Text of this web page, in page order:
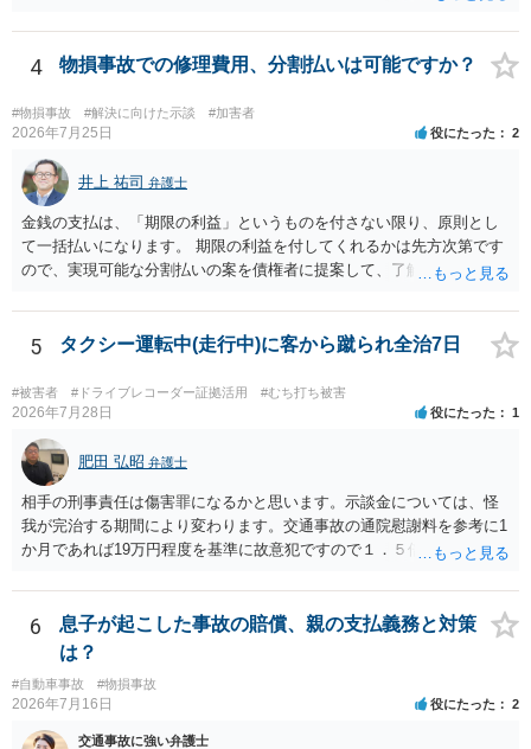
分割払いにしたいとの示談案を提案するのが良いかと思います。威圧
されるのであれば、斡旋、仲裁、民事調停を利用しては如何でしょう
4 物損事故での修理費用、分割払いは可能ですか？
#物損事故 #解決に向けた示談 #加害者
2026年7月25日 役にたった 2
井上 祐司 弁護士
金銭の支払は、「期限の利益」というものを付さない限り、原則とし
て一括払いになります。 期限の利益を付してくれるかは先方次第です
ので、実現可能な分割払いの案を債権者に提案して、了解してもらえ
5 タクシー運転中(走行中)に客から蹴られ全治7日
#被害者 #ドライブレコーダー証拠活用 #むち打ち被害
2026年7月28日 役にたった 1
肥田 弘昭 弁護士
相手の刑事責任は傷害罪になるかと思います。示談金については、怪
我が完治する期間により変わります。交通事故の通院慰謝料を参考に1
か月であれば19万円程度を基準に故意犯ですので１．５倍か2倍程度す
上がるかと思います。ご参考にしてください。
6
息子が起こした事故の賠償、親の支払義務と対策
は？
#自動車事故 #物損事故
2026年7月16日 役にたった 2
交通事故に強い弁護士